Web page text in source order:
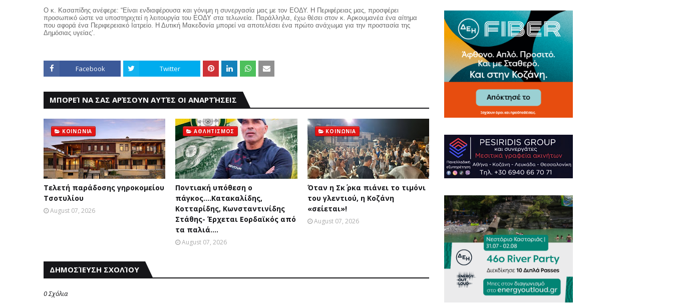
Ο κ. Κασαπίδης ανέφερε: “Είναι ενδιαφέρουσα και γόνιμη η συνεργασία μας με τον ΕΟΔΥ. Η Περιφέρειας μας, προσφέρει
προσωπικό ώστε να υποστηριχτεί η λειτουργία του ΕΟΔΥ στα τελωνεία. Παράλληλα, έχω θέσει στον κ. Αρκουμανέα ένα αίτημα
που αφορά ένα Περιφερειακό Ιατρείο. Η Δυτική Μακεδονία μπορεί να αποτελέσει ένα πρώτο ανάχωμα για την προστασία της
Δημόσιας υγείας’.
Facebook Twitter
ΜΠΟΡΕΊ ΝΑ ΣΑΣ ΑΡΈΣΟΥΝ ΑΥΤΈΣ ΟΙ ΑΝΑΡΤΉΣΕΙΣ
ΚΟΙΝΩΝΙΑ
Τελετή παράδοσης γηροκομείου
Τσοτυλίου
August 07, 2026
ΑΘΛΗΤΙΣΜΟΣ
Ποντιακή υπόθεση ο
πάγκος....Κατακαλίδης,
Κοτταρίδης, Κωνσταντινίδης
Στάθης- Έρχεται Εορδαϊκός από
τα παλιά....
August 07, 2026
ΚΟΙΝΩΝΙΑ
Όταν η Σκ΄ ρκα πιάνει το τιμόνι
του γλεντιού, η Κοζάνη
«σείεται»!
August 07, 2026
ΔΗΜΟΣΊΕΥΣΗ ΣΧΟΛΊΟΥ
0 Σχόλια